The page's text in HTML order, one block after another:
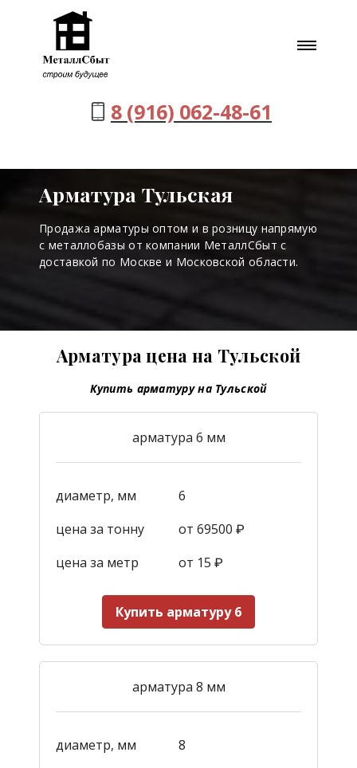
8 (916) 062-48-61
Арматура Тульская
Продажа арматуры оптом и в розницу напрямую
с металлобазы от компании МеталлСбыт с
доставкой по Москве и Московской области.
Арматура цена на Тульской
Купить арматуру на Тульской
арматура 6 мм
диаметр, мм
6
цена за тонну
от 69500 ₽
цена за метр
от 15 ₽
Купить арматуру 6
арматура 8 мм
диаметр, мм
8